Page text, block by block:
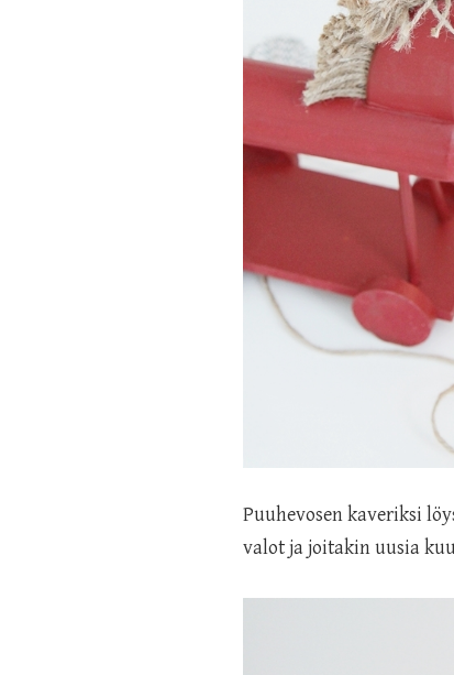
Puuhevosen kaveriksi
valot ja joitakin uusia